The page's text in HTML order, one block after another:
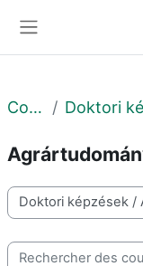
Cours
Catégories de cours
Rechercher des cours